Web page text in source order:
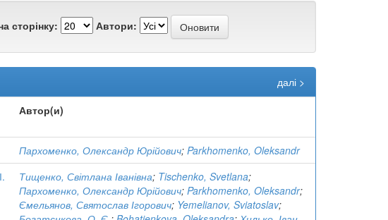
сторінку: Автори:
далі >
Автор(и)
Пархоменко, Олександр Юрійович; Parkhomenko, Oleksandr
Тищенко, Світлана Іванівна; Tischenko, Svetlana;
Пархоменко, Олександр Юрійович; Parkhomenko, Oleksandr;
Ємельянов, Святослав Ігорович; Yemelianov, Sviatoslav;